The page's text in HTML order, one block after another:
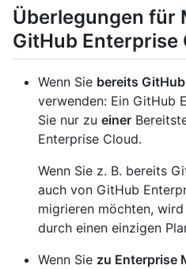
Überlegungen für
GitHub Enterprise
Wenn Sie bereits
verwenden: Ein GitHub
Sie nur zu einer
Enterprise Cloud.
Wenn Sie z. B. bereits
auch von GitHub
migrieren möchten,
durch einen einzigen
Wenn Sie zu Enterprise